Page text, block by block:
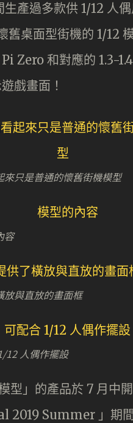
產過多款供 1/12 人
桌面型街機的 1/12
Zero 和對應的 1.3-
戲畫面！
來只是普通的懷舊街機模型
容
放與直放的畫面框
12 人偶作擺設
型」的產品於 7 月中
2019 Summer 」期